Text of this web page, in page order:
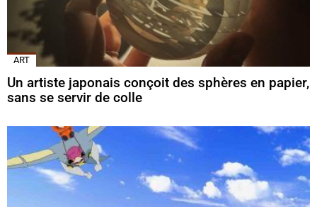
ART
Un artiste japonais conçoit des sphères en papier,
sans se servir de colle